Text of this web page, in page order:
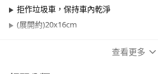
拒作垃圾車，保持車內乾淨
(展開約)20x16cm
查看更多